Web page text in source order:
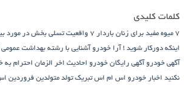
کلمات کلیدی
7 میوه مفید برای زنان باردار 7 واقعیت تسلی بخش در مورد بیماری سرطان
اینکه دورکار شوید ! آرا خودرو آشنایی با رشته بهداشت عمومی
آگهی خودرو آگهی رایگان خودرو احادیث اخر الزمان احترام به
نکنید اخبار خودرو اس ام اس تبریک تولد متولدین فروردین